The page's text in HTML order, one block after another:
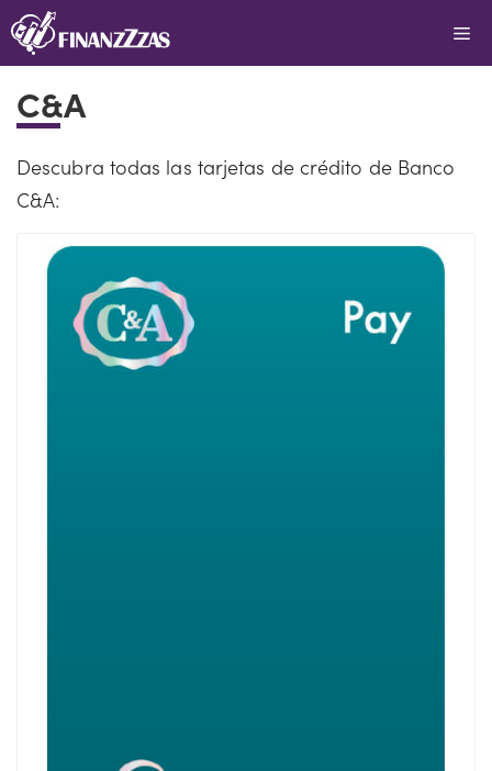
Saltar
al
C&A
Descubra todas las tarjetas de crédito de Banco
C&A: